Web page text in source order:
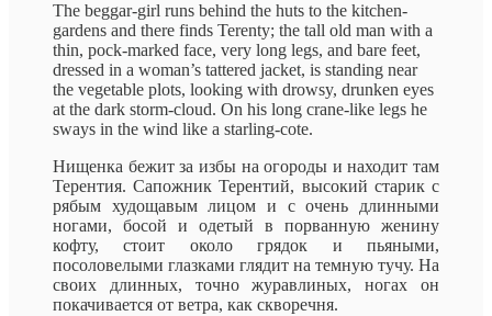
The beggar-girl runs behind the huts to the kitchen-
gardens and there finds Terenty; the tall old man with a
thin, pock-marked face, very long legs, and bare feet,
dressed in a woman’s tattered jacket, is standing near
the vegetable plots, looking with drowsy, drunken eyes
at the dark storm-cloud. On his long crane-like legs he
sways in the wind like a starling-cote.
Нищенка бежит за избы на огороды и находит там
Терентия. Сапожник Терентий, высокий старик с
рябым худощавым лицом и с очень длинными
ногами, босой и одетый в порванную женину
кофту, стоит около грядок и пьяными,
посоловелыми глазками глядит на темную тучу. На
своих длинных, точно журавлиных, ногах он
покачивается от ветра, как скворечня.